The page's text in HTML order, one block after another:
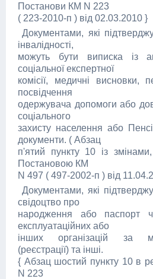
Постанови КМ N 223
( 223-2010-п ) від 02.03.2010 }
Документами, які
інвалідності,
можуть бути виписка із
соціальної експертної
комісії, медичні висновки,
посвідчення
одержувача допомоги або
соціального
захисту населення або
документи. ( Абзац
п'ятий пункту 10 із
Постановою КМ
N 497 ( 497-2002-п ) від
Документами, які
свідоцтво про
народження або паспорт
експлуатаційних або
інших організацій за
(реєстрації) та інші.
{ Абзац шостий пункту 10 в
N 223